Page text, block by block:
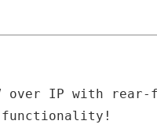
over IP with